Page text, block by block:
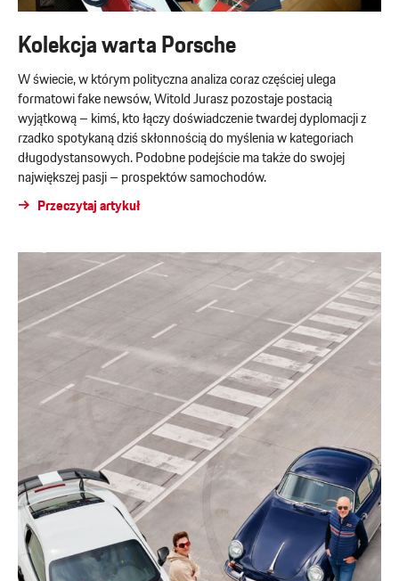
Kolekcja warta Porsche
W świecie, w którym polityczna analiza coraz częściej ulega
formatowi fake newsów, Witold Jurasz pozostaje postacią
wyjątkową – kimś, kto łączy doświadczenie twardej dyplomacji z
rzadko spotykaną dziś skłonnością do myślenia w kategoriach
długodystansowych. Podobne podejście ma także do swojej
największej pasji – prospektów samochodów.
Przeczytaj artykuł